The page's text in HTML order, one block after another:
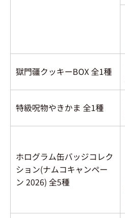
獄門疆クッキーBOX 全1種
特級呪物やきかま 全1種
ホログラム缶バッジコレク
ション(ナムコキャンペー
ン 2026) 全5種